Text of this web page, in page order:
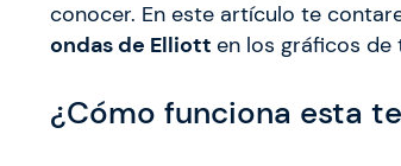
conocer. En este artículo te
ondas de Elliott en los gráficos de
¿Cómo funciona esta